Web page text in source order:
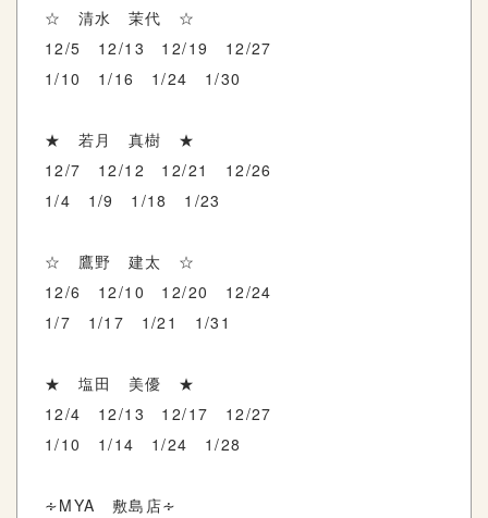
☆ 清水 茉代 ☆
12/5 12/13 12/19 12/27
1/10 1/16 1/24 1/30
★ 若月 真樹 ★
12/7 12/12 12/21 12/26
1/4 1/9 1/18 1/23
☆ 鷹野 建太 ☆
12/6 12/10 12/20 12/24
1/7 1/17 1/21 1/31
★ 塩田 美優 ★
12/4 12/13 12/17 12/27
1/10 1/14 1/24 1/28
∻MYA 敷島店∻